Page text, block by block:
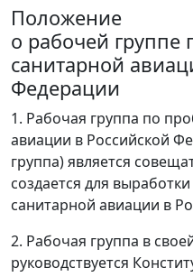
Положение
о рабочей
санитарной
Федерации
1. Рабочая группа по
авиации в Российской
группа) является
создается для
санитарной авиации в
2. Рабочая группа в
руководствуется